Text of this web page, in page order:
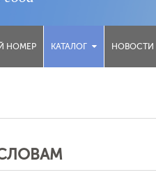
НОМЕР КАТАЛОГ НОВОСТИ